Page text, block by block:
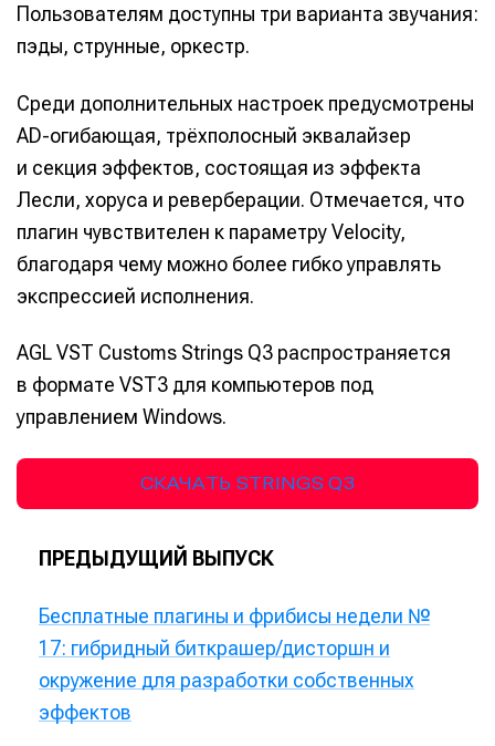
Пользователям доступны три варианта звучания:
пэды, струнные, оркестр.
Среди дополнительных настроек предусмотрены
AD-огибающая, трёхполосный эквалайзер
и секция эффектов, состоящая из эффекта
Лесли, хоруса и реверберации. Отмечается, что
плагин чувствителен к параметру Velocity,
благодаря чему можно более гибко управлять
экспрессией исполнения.
AGL VST Customs Strings Q3 распространяется
в формате VST3 для компьютеров под
управлением Windows.
СКАЧАТЬ STRINGS Q3
ПРЕДЫДУЩИЙ ВЫПУСК
Бесплатные плагины и фрибисы недели №
17: гибридный биткрашер/дисторшн и
окружение для разработки собственных
эффектов